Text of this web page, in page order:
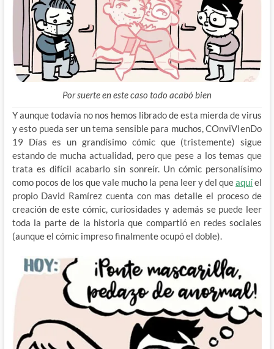
Por suerte en este caso todo acabó bien
Y aunque todavía no nos hemos librado de esta mierda de virus
y esto pueda ser un tema sensible para muchos, COnviVIenDo
19 Días es un grandísimo cómic que (tristemente) sigue
estando de mucha actualidad, pero que pese a los temas que
trata es difícil acabarlo sin sonreír. Un cómic personalísimo
como pocos de los que vale mucho la pena leer y del queaquíel
propio David Ramírez cuenta con mas detalle el proceso de
creación de este cómic, curiosidades y además se puede leer
toda la parte de la historia que compartió en redes sociales
(aunque el cómic impreso finalmente ocupó el doble).